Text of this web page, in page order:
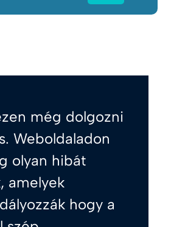
még dolgozni
Weboldaladon
olyan hibát
amelyek
hogy a